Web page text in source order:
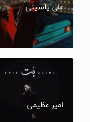
علی یاسینی
امیر عظیمی